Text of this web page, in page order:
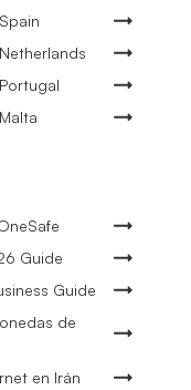
Guide
Guide
de
en Irán